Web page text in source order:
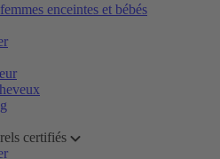
enceintes et bébés
certifiés